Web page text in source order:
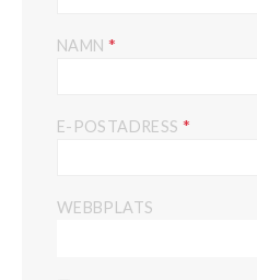
NAMN *
E-POSTADRESS *
WEBBPLATS